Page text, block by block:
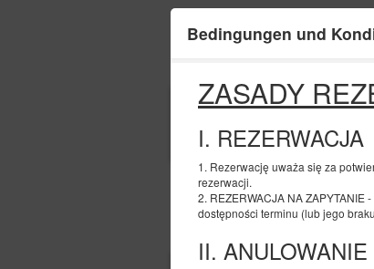
Bedingungen und
ZASADY
I. REZERWACJA
1. Rezerwację uważa się za
rezerwacji.
2. REZERWACJA NA
dostępności terminu (lub jego
II.
ANFANG
09
AUGUST
2026
Wählen Sie ein